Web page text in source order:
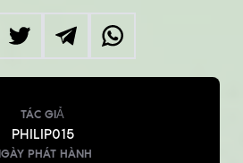
TÁC GIẢ
PHILIP015
PHÁT HÀNH